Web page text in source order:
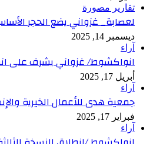
تقارير مصورة
لعصابة_ غزواني يضع الحجر
ديسمبر 14, 2025
آراء
انواكشوط/ غزواني يشرف على
أبريل 17, 2025
آراء
جمعية هدى للأعمال الخيرية
فبراير 17, 2025
آراء